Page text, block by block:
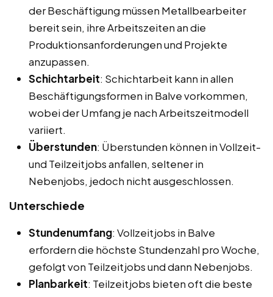
der Beschäftigung müssen Metallbearbeiter
bereit sein, ihre Arbeitszeiten an die
Produktionsanforderungen und Projekte
anzupassen.
Schichtarbeit: Schichtarbeit kann in allen
Beschäftigungsformen in Balve vorkommen,
wobei der Umfang je nach Arbeitszeitmodell
variiert.
Überstunden: Überstunden können in Vollzeit-
und Teilzeitjobs anfallen, seltener in
Nebenjobs, jedoch nicht ausgeschlossen.
Unterschiede
Stundenumfang: Vollzeitjobs in Balve
erfordern die höchste Stundenzahl pro Woche,
gefolgt von Teilzeitjobs und dann Nebenjobs.
Planbarkeit: Teilzeitjobs bieten oft die beste